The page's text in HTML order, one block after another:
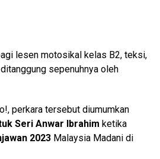
lesen motosikal kelas B2, teksi,
sepenuhnya oleh
perkara tersebut diumumkan
Seri Anwar Ibrahim ketika
2023 Malaysia Madani di